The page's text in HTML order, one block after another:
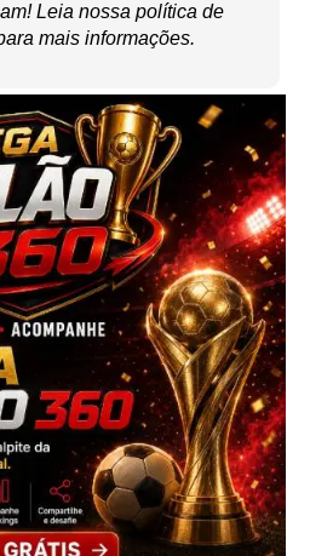
Leia nossa política de
mais informações.